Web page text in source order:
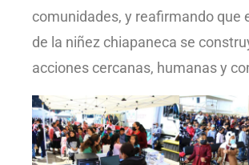
comunidades, y reafirmando que
de la niñez chiapaneca se
acciones cercanas, humanas y